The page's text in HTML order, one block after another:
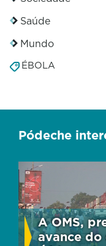
Saúde
Mundo
ÉBOLA
Pódeche
A OMS,
avance